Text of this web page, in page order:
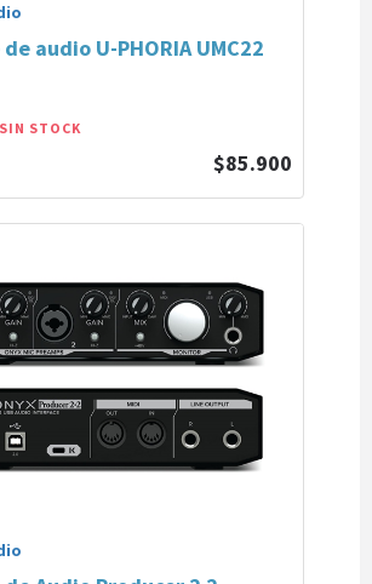
audio U-PHORIA UMC22
STOCK
$85.900